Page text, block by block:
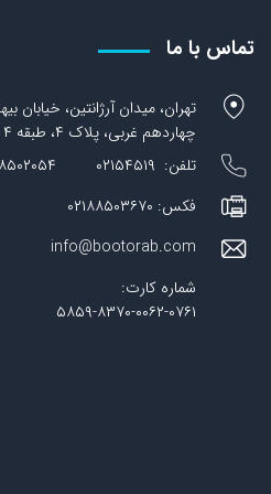
تماس با ما
تهران، میدان آرژانتین، خیابان
چهاردهم غربی، پلاک ۴، طبقه ۴
تلفن: ۰۲۱۵۴۵۱۹ ۰۲۱۸۸۵۰۲۰۵۴
فکس: ۰۲۱۸۸۵۰۳۶۷۰
info@bootorab.com
شماره کارت:
۵۸۵۹-۸۳۷۰-۰۰۶۲-۰۷۶۱